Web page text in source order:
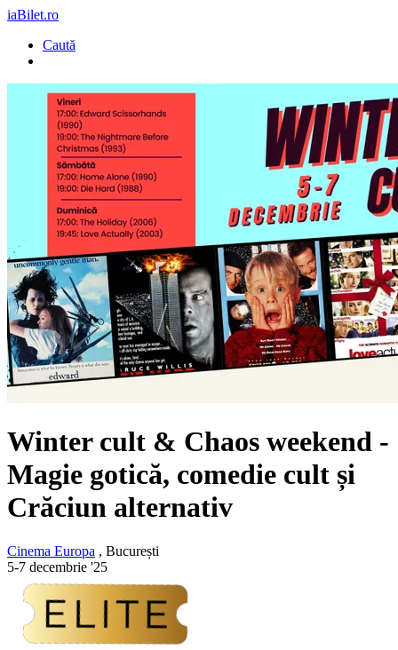
iaBilet.ro
Caută
Winter cult & Chaos weekend -
Magie gotică, comedie cult și
Crăciun alternativ
Cinema Europa , București
5-7 decembrie '25